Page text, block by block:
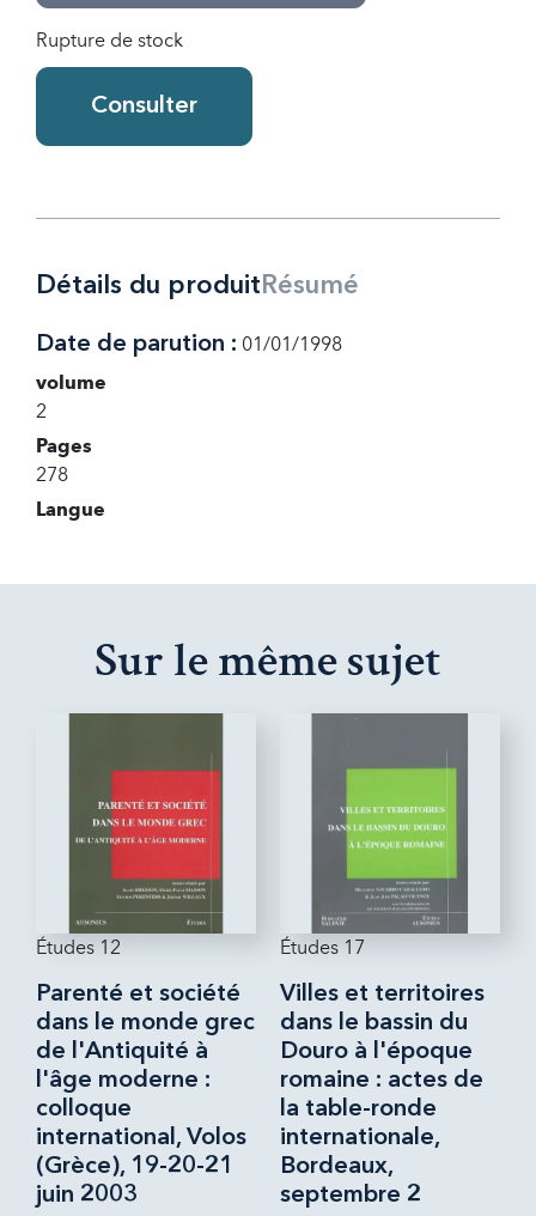
Rupture de stock
Consulter
Détails du produit Résumé
Date de parution : 01/01/1998
volume
2
Pages
278
Langue
Sur le même sujet
Études 12
Parenté et société
dans le monde grec
de l'Antiquité à
l'âge moderne :
colloque
international, Volos
(Grèce), 19-20-21
juin 2003
Études 17
Villes et territoires
dans le bassin du
Douro à l'époque
romaine : actes de
la table-ronde
internationale,
Bordeaux,
septembre 2